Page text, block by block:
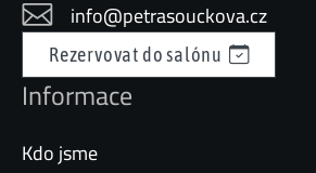
info@petrasouckova.cz
Rezervovat do salónu
Informace
Kdo jsme